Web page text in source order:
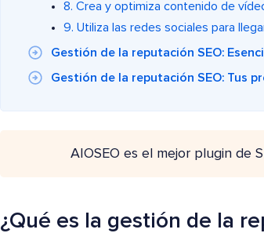
8. Crea y optimiza contenido de
9. Utiliza las redes sociales para
Gestión de la reputación SEO:
Gestión de la reputación SEO: Tus
AIOSEO es el mejor plugin de
¿Qué es la gestión de la